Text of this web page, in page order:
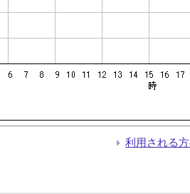
利用される